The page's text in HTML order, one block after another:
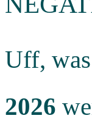
Uff,
2026